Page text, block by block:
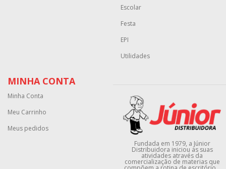
Escolar
Festa
EPI
Utilidades
MINHA CONTA
Minha Conta
Meu Carrinho
Meus pedidos
Fundada em 1979, a Júnior
Distribuidora iniciou as suas
atividades através da
comercialização de materias que